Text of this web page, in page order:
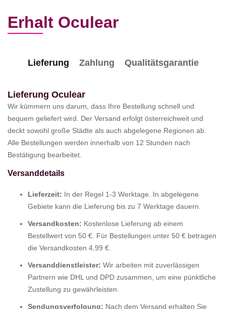
Erhalt Oculear
Lieferung Zahlung Qualitätsgarantie
Lieferung Oculear
Wir kümmern uns darum, dass Ihre Bestellung schnell und
bequem geliefert wird. Der Versand erfolgt österreichweit und
deckt sowohl große Städte als auch abgelegene Regionen ab.
Alle Bestellungen werden innerhalb von 12 Stunden nach
Bestätigung bearbeitet.
Versanddetails
Lieferzeit: In der Regel 1-3 Werktage. In abgelegene
Gebiete kann die Lieferung bis zu 7 Werktage dauern.
Versandkosten: Kostenlose Lieferung ab einem
Bestellwert von 50 €. Für Bestellungen unter 50 € betragen
die Versandkosten 4,99 €.
Versanddienstleister: Wir arbeiten mit zuverlässigen
Partnern wie DHL und DPD zusammen, um eine pünktliche
Zustellung zu gewährleisten.
Sendungsverfolgung: Nach dem Versand erhalten Sie